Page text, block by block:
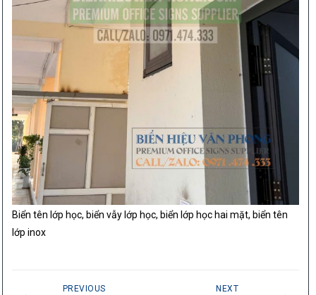
Biển tên lớp học, biển vẫy lớp học, biển lớp học hai mặt, biển tên
lớp inox
NEXT
PREVIOUS